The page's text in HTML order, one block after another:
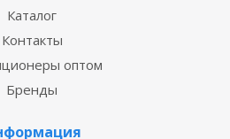
Каталог
Контакты
оптом
Бренды